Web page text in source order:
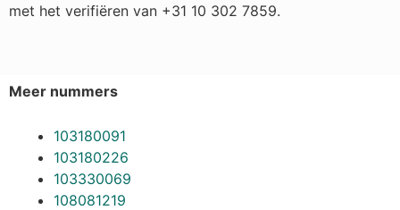
met het verifiëren van +31 10 302 7859.
Meer nummers
103180091
103180226
103330069
108081219